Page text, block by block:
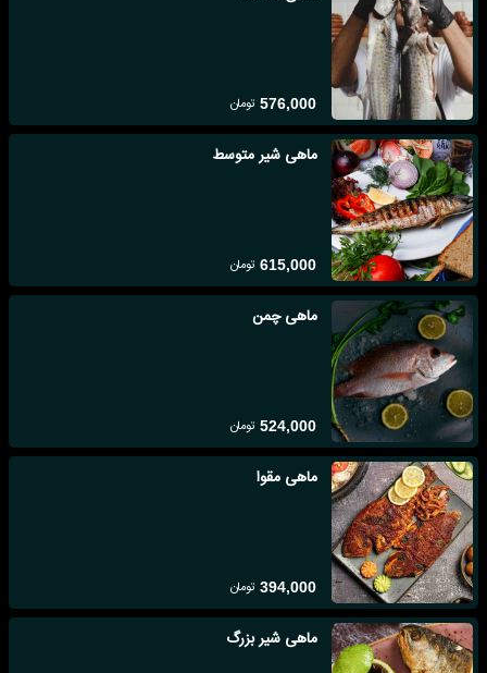
576,000 تومان
ماهی شیر متوسط
615,000 تومان
ماهی چمن
524,000 تومان
ماهی مقوا
394,000 تومان
ماهی شیر بزرگ